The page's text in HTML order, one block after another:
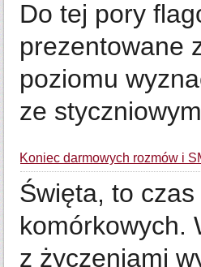
Do tej pory
prezentowane
poziomu
ze
Koniec darmowych rozmów i
Święta, to
komórkowych.
z życzeniami